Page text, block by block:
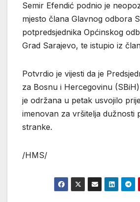
Semir Efendić podnio je
mjesto člana Glavnog odbora
potpredsjednika Općinskog
Grad Sarajevo, te istupio iz
Potvrdio je vijesti da je
za Bosnu i Hercegovinu
je održana u petak usvojilo
imenovan za vršitelja dužnosti
stranke.
/HMS/